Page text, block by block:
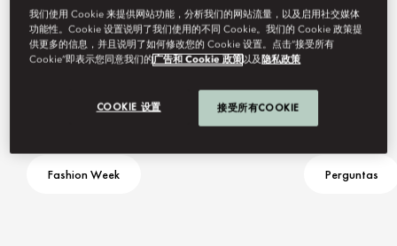
Fashion Week Perguntas
我们使用 Cookie 来提供网站功能，分析我们的网站流量，以及启用社交媒体
功能性。Cookie 设置说明了我们使用的不同 Cookie。我们的 Cookie 政策提
供更多的信息，并且说明了如何修改您的 Cookie 设置。点击“接受所有
Cookie”即表示您同意我们的广告和 Cookie 政策以及 隐私政策
COOKIE 设置 接受所有COOKIE